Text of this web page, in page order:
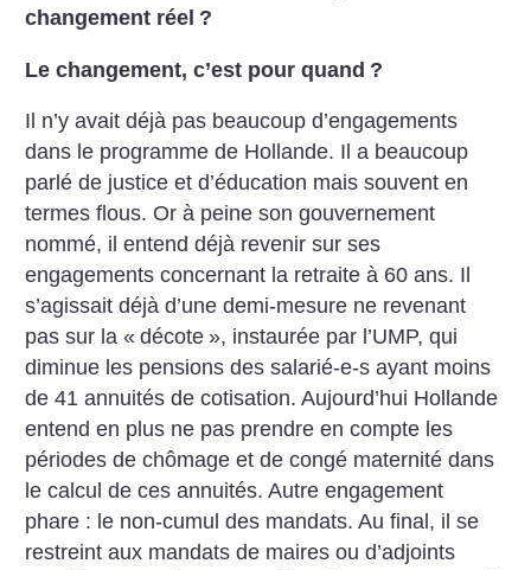
changement réel ?
Le changement, c’est pour quand ?
Il n’y avait déjà pas beaucoup d’engagements
dans le programme de Hollande. Il a beaucoup
parlé de justice et d’éducation mais souvent en
termes flous. Or à peine son gouvernement
nommé, il entend déjà revenir sur ses
engagements concernant la retraite à 60 ans. Il
s’agissait déjà d’une demi-mesure ne revenant
pas sur la « décote », instaurée par l’UMP, qui
diminue les pensions des salarié-e-s ayant moins
de 41 annuités de cotisation. Aujourd’hui Hollande
entend en plus ne pas prendre en compte les
périodes de chômage et de congé maternité dans
le calcul de ces annuités.Autre engagement
phare : le non-cumul des mandats. Au final, il se
restreint aux mandats de maires ou d’adjoints